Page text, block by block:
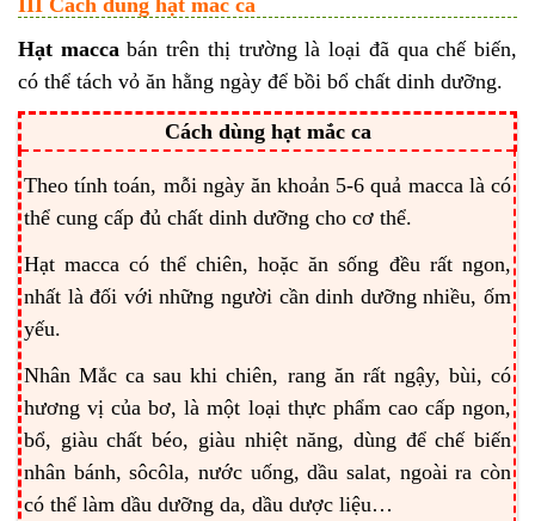
Hạt macca bán trên thị trường là loại đã qua chế biến,
có thể tách vỏ ăn hằng ngày để bồi bổ chất dinh dưỡng.
Cách dùng hạt mắc ca
Theo tính toán, mỗi ngày ăn khoản 5-6 quả macca là có
thể cung cấp đủ chất dinh dưỡng cho cơ thể.
Hạt macca có thể chiên, hoặc ăn sống đều rất ngon,
nhất là đối với những người cần dinh dưỡng nhiều, ốm
yếu.
Nhân Mắc ca sau khi chiên, rang ăn rất ngậy, bùi, có
hương vị của bơ, là một loại thực phẩm cao cấp ngon,
bổ, giàu chất béo, giàu nhiệt năng, dùng để chế biến
nhân bánh, sôcôla, nước uống, dầu salat, ngoài ra còn
có thể làm dầu dưỡng da, dầu dược liệu…